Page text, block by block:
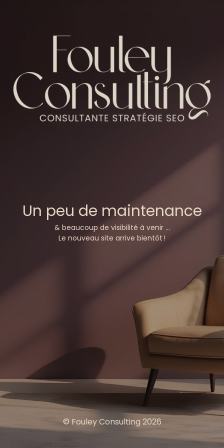
Un peu de maintenance
& beaucoup de visibilité à venir …
Le nouveau site arrive bientôt !
© Fouley Consulting 2026